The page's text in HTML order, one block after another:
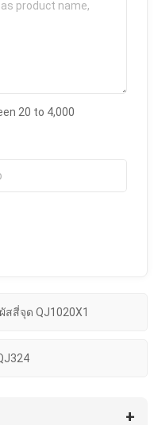
20 to 4,000
สี่จุด QJ1020X1